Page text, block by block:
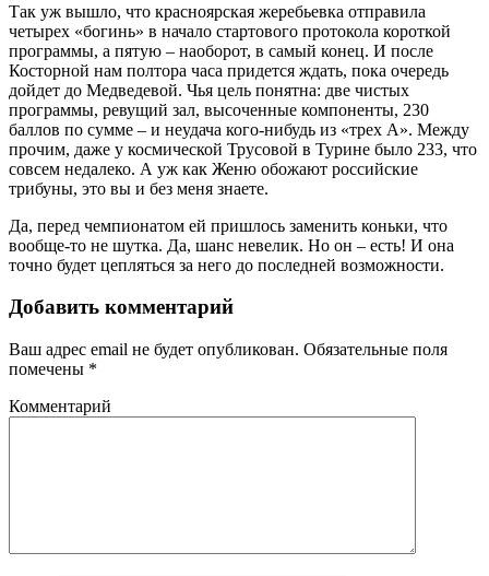
Так уж вышло, что красноярская жеребьевка отправила
четырех «богинь» в начало стартового протокола короткой
программы, а пятую – наоборот, в самый конец. И после
Косторной нам полтора часа придется ждать, пока очередь
дойдет до Медведевой. Чья цель понятна: две чистых
программы, ревущий зал, высоченные компоненты, 230
баллов по сумме – и неудача кого-нибудь из «трех А». Между
прочим, даже у космической Трусовой в Турине было 233, что
совсем недалеко. А уж как Женю обожают российские
трибуны, это вы и без меня знаете.
Да, перед чемпионатом ей пришлось заменить коньки, что
вообще-то не шутка. Да, шанс невелик. Но он – есть! И она
точно будет цепляться за него до последней возможности.
Добавить комментарий
Ваш адрес email не будет опубликован. Обязательные поля
помечены *
Комментарий